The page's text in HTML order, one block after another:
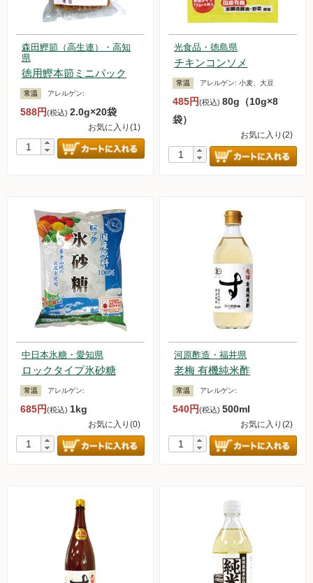
森田鰹節（高生連）・高知
県
徳用鰹本節ミニパック
常温 アレルゲン:
588円(税込) 2.0g×20袋
お気に入り(1)
光食品・徳島県
チキンコンソメ
常温 アレルゲン:小麦、大豆
485円(税込)80g（10g×8
袋）
お気に入り(2)
中日本氷糖・愛知県
ロックタイプ氷砂糖
常温 アレルゲン:
685円(税込) 1kg
お気に入り(0)
河原酢造・福井県
老梅 有機純米酢
常温 アレルゲン:
540円(税込)500ml
お気に入り(2)